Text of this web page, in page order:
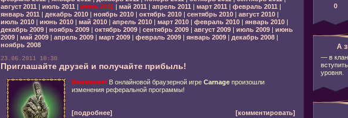
август 2011 | июль 2011 | июнь 2011 | май 2011 | апрель 2011 | март 2011 | февраль 2011 |
январь 2011 | декабрь 2010| ноябрь 2010| октябрь 2010| сентябрь 2010| август 2010|
июль 2010| июнь 2010| май 2010| апрель 2010| март 2010| февраль 2010| январь 2010|
декабрь 2009| ноябрь 2009| октябрь 2009| сентябрь 2009| август 2009| июль 2009| июнь
2009| май 2009| апрель 2009| март 2009| февраль 2009| январь 2009| декабрь 2008|
ноябрь 2008
23.06.2011 10:30
Приглашайте друзей и получайте прибыль!
Внимание! В онлайновой браузерной игре Carnage произошли
изменения реферальной программы!
[подробнее] [комментировать]
0
А
— в
уровня.